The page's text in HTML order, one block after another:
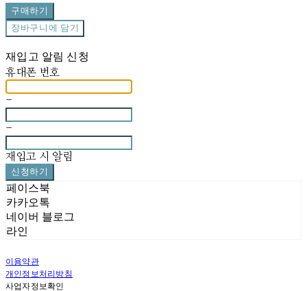
구매하기
장바구니에 담기
재입고 알림 신청
휴대폰 번호
-
-
재입고 시 알림
신청하기
페이스북
카카오톡
네이버 블로그
라인
이용약관
개인정보처리방침
사업자정보확인